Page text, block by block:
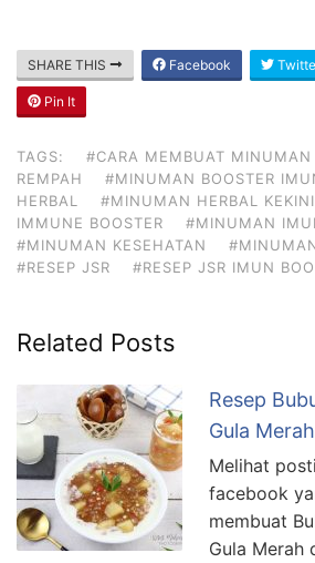
SHARE THIS Facebook
Pin It
TAGS:
#CARA MEMBUAT MINUMAN
REMPAH
#MINUMAN BOOSTER
HERBAL
#MINUMAN HERBAL
IMMUNE BOOSTER
#MINUMAN
#MINUMAN KESEHATAN
#RESEP JSR
#RESEP JSR IMUN
Related Posts
Resep
Gula
Melihat
facebook
membuat
Gula Merah